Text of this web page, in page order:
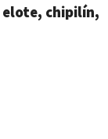
elote, chipilín,